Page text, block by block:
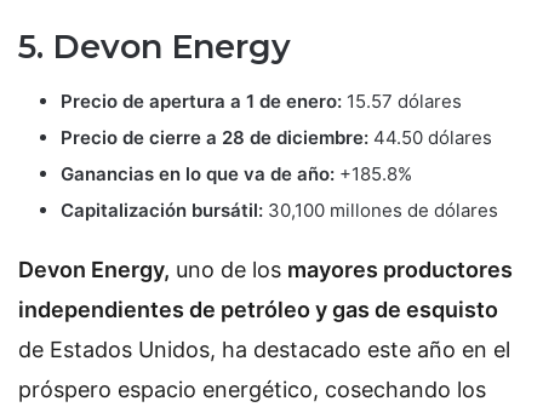
5. Devon Energy
Precio de apertura a 1 de enero: 15.57 dólares
Precio de cierre a 28 de diciembre: 44.50 dólares
Ganancias en lo que va de año: +185.8%
Capitalización bursátil: 30,100 millones de dólares
Devon Energy, uno de los mayores productores
independientes de petróleo y gas de esquisto
de Estados Unidos, ha destacado este año en el
próspero espacio energético, cosechando los